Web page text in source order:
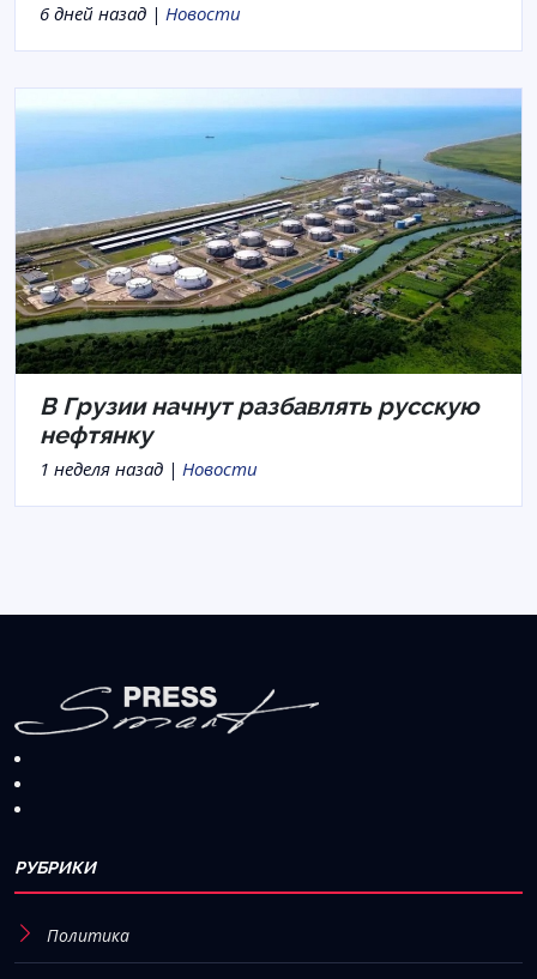
6 дней назад | Новости
В Грузии начнут разбавлять русскую
нефтянку
1 неделя назад | Новости
РУБРИКИ
Политика